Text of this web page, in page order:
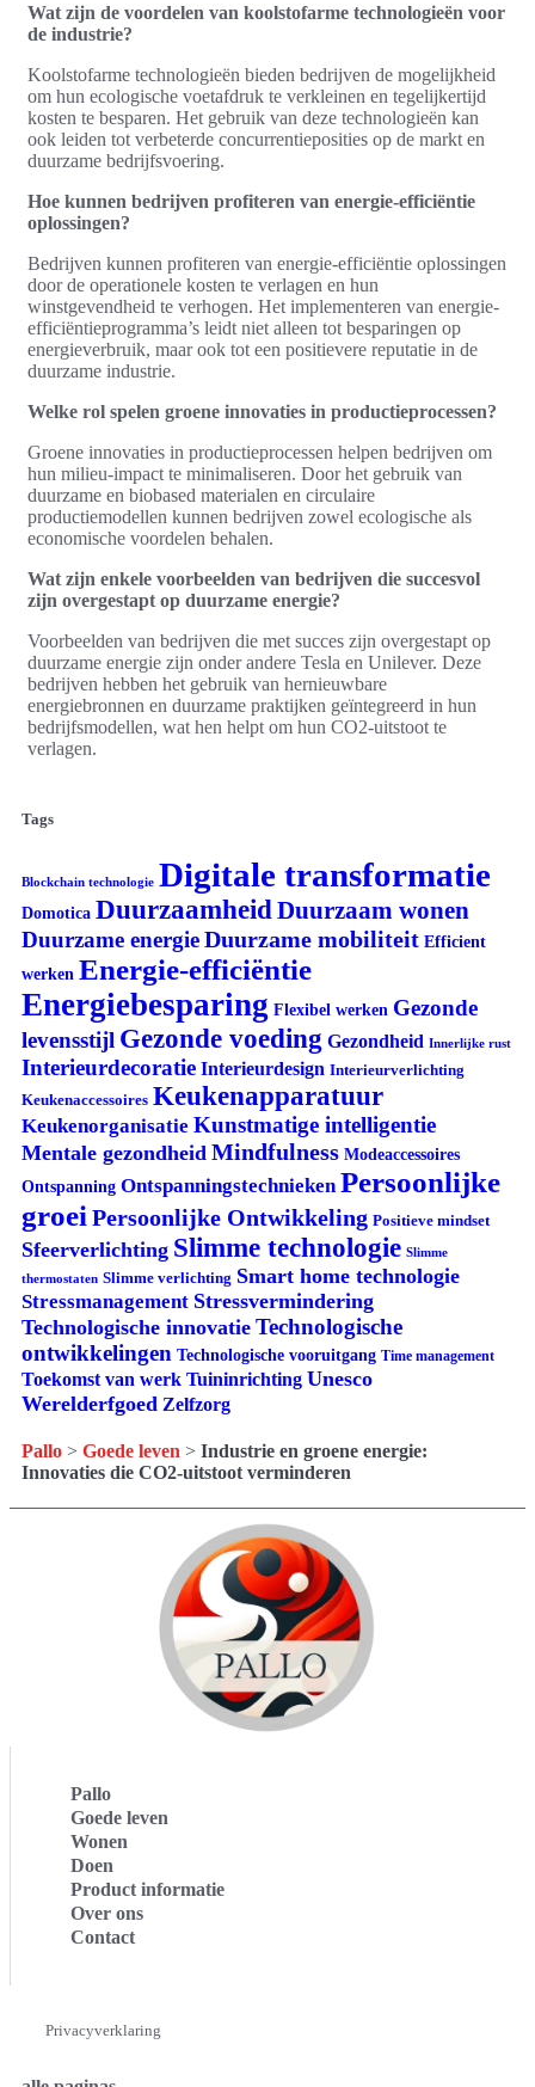
Wat zijn de voordelen van koolstofarme technologieën voor
de industrie?
Koolstofarme technologieën bieden bedrijven de mogelijkheid
om hun ecologische voetafdruk te verkleinen en tegelijkertijd
kosten te besparen. Het gebruik van deze technologieën kan
ook leiden tot verbeterde concurrentieposities op de markt en
duurzame bedrijfsvoering.
Hoe kunnen bedrijven profiteren van energie-efficiëntie
oplossingen?
Bedrijven kunnen profiteren van energie-efficiëntie oplossingen
door de operationele kosten te verlagen en hun
winstgevendheid te verhogen. Het implementeren van energie-
efficiëntieprogramma’s leidt niet alleen tot besparingen op
energieverbruik, maar ook tot een positievere reputatie in de
duurzame industrie.
Welke rol spelen groene innovaties in productieprocessen?
Groene innovaties in productieprocessen helpen bedrijven om
hun milieu-impact te minimaliseren. Door het gebruik van
duurzame en biobased materialen en circulaire
productiemodellen kunnen bedrijven zowel ecologische als
economische voordelen behalen.
Wat zijn enkele voorbeelden van bedrijven die succesvol
zijn overgestapt op duurzame energie?
Voorbeelden van bedrijven die met succes zijn overgestapt op
duurzame energie zijn onder andere Tesla en Unilever. Deze
bedrijven hebben het gebruik van hernieuwbare
energiebronnen en duurzame praktijken geïntegreerd in hun
bedrijfsmodellen, wat hen helpt om hun CO2-uitstoot te
verlagen.
Tags
Blockchain technologie Digitale transformatie
Domotica Duurzaamheid Duurzaam wonen
Duurzame energieDuurzame mobiliteit Efficient
werken Energie-efficiëntie
Energiebesparing Flexibel werken Gezonde
levensstijl Gezonde voeding Gezondheid Innerlijke rust
Interieurdecoratie Interieurdesign Interieurverlichting
Keukenaccessoires Keukenapparatuur
Keukenorganisatie Kunstmatige intelligentie
Mentale gezondheid Mindfulness Modeaccessoires
Ontspanning Ontspanningstechnieken Persoonlijke
groei Persoonlijke Ontwikkeling Positieve mindset
Sfeerverlichting Slimme technologie Slimme
thermostaten Slimme verlichting Smart home technologie
Stressmanagement Stressvermindering
Technologische innovatie Technologische
ontwikkelingen Technologische vooruitgang Time management
Toekomst van werk Tuininrichting Unesco
Werelderfgoed Zelfzorg
Pallo > Goede leven > Industrie en groene energie:
Innovaties die CO2-uitstoot verminderen
Pallo
Goede leven
Wonen
Doen
Product informatie
Over ons
Contact
Privacyverklaring